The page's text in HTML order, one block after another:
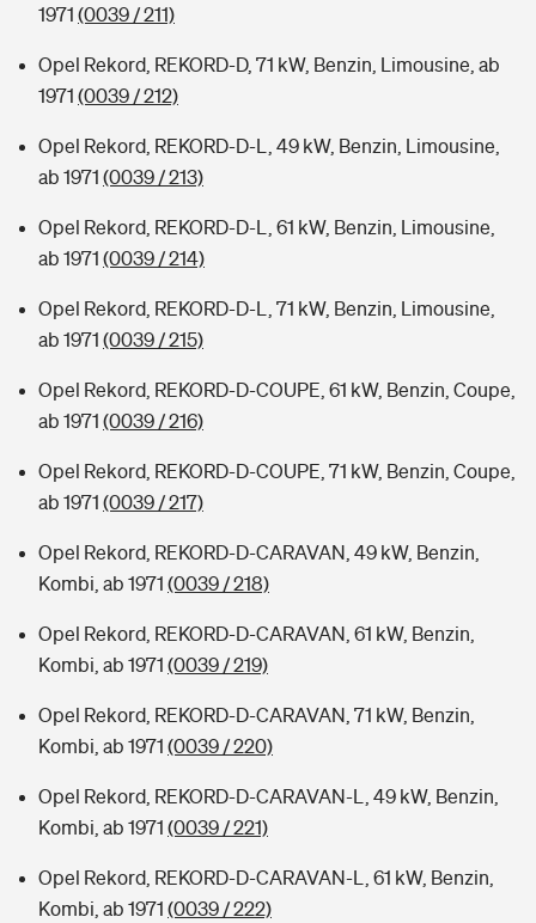
Kinderunfall-Check: Mehr Sicherheit für deine Kids
Typklassen: So ist Ihr Auto eingestuft
Sie haben Fragen?
1971 (0039 / 211)
Opel Rekord, REKORD-D, 71 kW, Benzin, Limousine, ab
1971 (0039 / 212)
Opel Rekord, REKORD-D-L, 49 kW, Benzin, Limousine,
ab 1971 (0039 / 213)
Opel Rekord, REKORD-D-L, 61 kW, Benzin, Limousine,
ab 1971 (0039 / 214)
Opel Rekord, REKORD-D-L, 71 kW, Benzin, Limousine,
ab 1971 (0039 / 215)
Opel Rekord, REKORD-D-COUPE, 61 kW, Benzin, Coupe,
ab 1971 (0039 / 216)
Opel Rekord, REKORD-D-COUPE, 71 kW, Benzin, Coupe,
ab 1971 (0039 / 217)
Opel Rekord, REKORD-D-CARAVAN, 49 kW, Benzin,
Kombi, ab 1971 (0039 / 218)
Opel Rekord, REKORD-D-CARAVAN, 61 kW, Benzin,
Kombi, ab 1971 (0039 / 219)
Opel Rekord, REKORD-D-CARAVAN, 71 kW, Benzin,
Kombi, ab 1971 (0039 / 220)
Opel Rekord, REKORD-D-CARAVAN-L, 49 kW, Benzin,
Kombi, ab 1971 (0039 / 221)
Opel Rekord, REKORD-D-CARAVAN-L, 61 kW, Benzin,
Kombi, ab 1971 (0039 / 222)